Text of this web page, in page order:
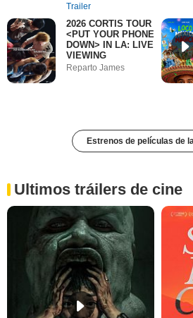
Trailer
2026 CORTIS TOUR
<PUT YOUR PHONE
DOWN> IN LA: LIVE
VIEWING
Reparto James
Estrenos de películas de
Ultimos tráilers de cine